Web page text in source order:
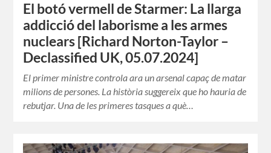
El botó vermell de Starmer: La llarga
addicció del laborisme a les armes
nuclears [Richard Norton-Taylor –
Declassified UK, 05.07.2024]
El primer ministre controla ara un arsenal capaç de matar
milions de persones. La història suggereix que ho hauria de
rebutjar. Una de les primeres tasques a què…